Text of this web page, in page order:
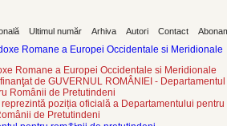
Ultimul număr Arhiva Autori Contact
Romane a Europei Occidentale si Meridionale
de GUVERNUL ROMÂNIEI - Departamentul
Românii de Pretutindeni
poziția oficială a Departamentului pentru
de Pretutindeni